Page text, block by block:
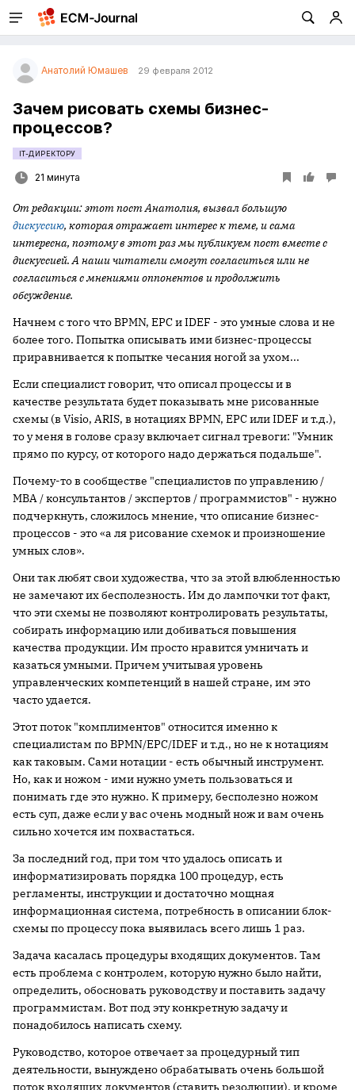
Анатолий Юмашев 29 февраля 2012
Зачем рисовать схемы бизнес-
процессов?
IT-ДИРЕКТОРУ
21 минута
От редакции: этот пост Анатолия, вызвал большую
дискуссию, которая отражает интерес к теме, и сама
интересна, поэтому в этот раз мы публикуем пост вместе с
дискуссией. А наши читатели смогут согласиться или не
согласиться с мнениями оппонентов и продолжить
обсуждение.
Начнем с того что BPMN, EPC и IDEF - это умные слова и не
более того. Попытка описывать ими бизнес-процессы
приравнивается к попытке чесания ногой за ухом...
Если специалист говорит, что описал процессы и в
качестве результата будет показывать мне рисованные
схемы (в Visio, ARIS, в нотациях BPMN, EPC или IDEF и т.д.),
то у меня в голове сразу включает сигнал тревоги: "Умник
прямо по курсу, от которого надо держаться подальше".
Почему-то в сообществе "специалистов по управлению /
MBA / консультантов / экспертов / программистов" - нужно
подчеркнуть, сложилось мнение, что описание бизнес-
процессов - это «а ля рисование схемок и произношение
умных слов».
Они так любят свои художества, что за этой влюбленностью
не замечают их бесполезность. Им до лампочки тот факт,
что эти схемы не позволяют контролировать результаты,
собирать информацию или добиваться повышения
качества продукции. Им просто нравится умничать и
казаться умными. Причем учитывая уровень
управленческих компетенций в нашей стране, им это
часто удается.
Этот поток "комплиментов" относится именно к
специалистам по BPMN/EPC/IDEF и т.д., но не к нотациям
как таковым. Сами нотации - есть обычный инструмент.
Но, как и ножом - ими нужно уметь пользоваться и
понимать где это нужно. К примеру, бесполезно ножом
есть суп, даже если у вас очень модный нож и вам очень
сильно хочется им похвастаться.
За последний год, при том что удалось описать и
информатизировать порядка 100 процедур, есть
регламенты, инструкции и достаточно мощная
информационная система, потребность в описании блок-
схемы по процессу пока выявилась всего лишь 1 раз.
Задача касалась процедуры входящих документов. Там
есть проблема с контролем, которую нужно было найти,
определить, обосновать руководству и поставить задачу
программистам. Вот под эту конкретную задачу и
понадобилось написать схему.
Руководство, которое отвечает за процедурный тип
деятельности, вынуждено обрабатывать очень большой
поток входящих документов (ставить резолюции), и кроме